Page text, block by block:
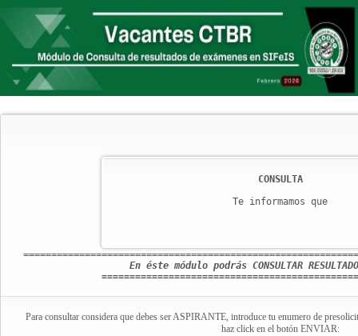
CONSULTA
Te informamos que
En éste módulo podrás CONSULTAR
Para consultar considera que debes ser ASPIRANTE, introduce tu enumero de
haz click en el botón ENVIAR: